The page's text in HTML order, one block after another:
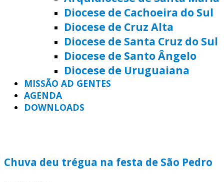
Diocese de Cachoeira do Sul
Diocese de Cruz Alta
Diocese de Santa Cruz do Sul
Diocese de Santo Ângelo
Diocese de Uruguaiana
MISSÃO AD GENTES
AGENDA
DOWNLOADS
Chuva deu trégua na festa de São Pedro